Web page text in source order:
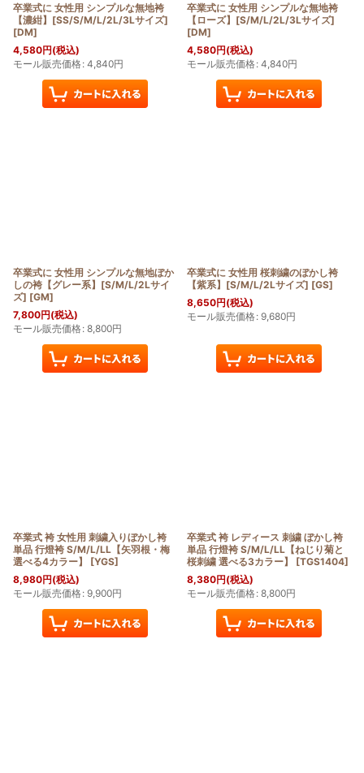
卒業式に 女性用 シンプルな無地袴
【濃紺】[SS/S/M/L/2L/3Lサイズ]
[DM]
4,580円(税込)
モール販売価格: 4,840円
卒業式に 女性用 シンプルな無地袴
【ローズ】[S/M/L/2L/3Lサイズ]
[DM]
4,580円(税込)
モール販売価格: 4,840円
卒業式に 女性用 シンプルな無地ぼか
しの袴【グレー系】[S/M/L/2Lサイ
ズ] [GM]
7,800円(税込)
モール販売価格: 8,800円
卒業式に 女性用 桜刺繍のぼかし袴
【紫系】[S/M/L/2Lサイズ] [GS]
8,650円(税込)
モール販売価格: 9,680円
卒業式 袴 女性用 刺繍入りぼかし袴
単品 行燈袴 S/M/L/LL【矢羽根・梅
選べる4カラー】
[YGS]
8,980円(税込)
モール販売価格: 9,900円
卒業式 袴 レディース 刺繍 ぼかし袴
単品 行燈袴 S/M/L/LL【ねじり菊と
桜刺繍 選べる3カラー】
[TGS1404]
8,380円(税込)
モール販売価格: 8,800円